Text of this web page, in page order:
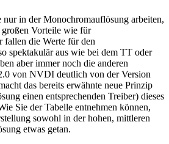
in der Monochromauflösung arbeiten,
Vorteile wie für
fallen die Werte für den
spektakulär aus wie bei dem TT oder
aber immer noch die anderen
von NVDI deutlich von der Version
das bereits erwähnte neue Prinzip
einen entsprechenden Treiber) dieses
Sie der Tabelle entnehmen können,
sowohl in der hohen, mittleren
etwas getan.